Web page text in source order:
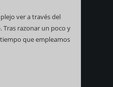
ver a través del
Tras razonar un poco y
que empleamos